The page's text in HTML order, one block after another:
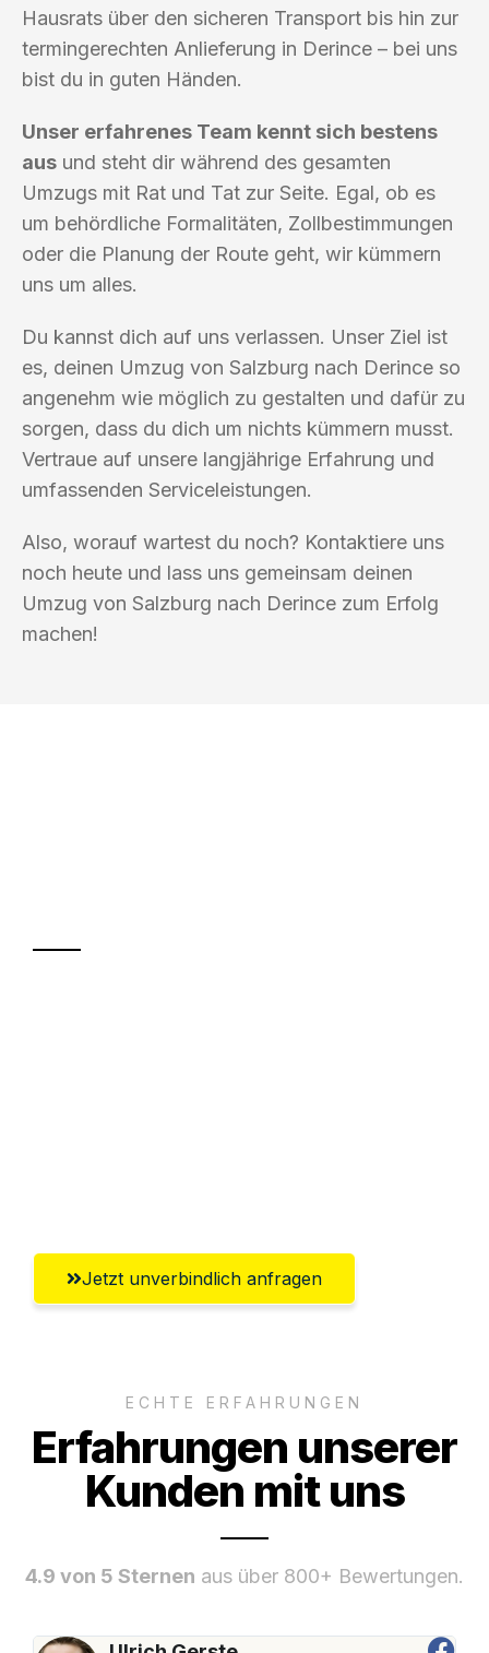
Hausrats über den sicheren Transport bis hin zur
termingerechten Anlieferung in Derince – bei uns
bist du in guten Händen.
Unser erfahrenes Team kennt sich bestens
aus und steht dir während des gesamten
Umzugs mit Rat und Tat zur Seite. Egal, ob es
um behördliche Formalitäten, Zollbestimmungen
oder die Planung der Route geht, wir kümmern
uns um alles.
Du kannst dich auf uns verlassen. Unser Ziel ist
es, deinen Umzug von Salzburg nach Derince so
angenehm wie möglich zu gestalten und dafür zu
sorgen, dass du dich um nichts kümmern musst.
Vertraue auf unsere langjährige Erfahrung und
umfassenden Serviceleistungen.
Also, worauf wartest du noch? Kontaktiere uns
noch heute und lass uns gemeinsam deinen
Umzug von Salzburg nach Derince zum Erfolg
machen!
Jetzt unverbindlich anfragen
ECHTE ERFAHRUNGEN
Erfahrungen unserer
Kunden mit uns
4.9 von 5 Sternen aus über 800+ Bewertungen.